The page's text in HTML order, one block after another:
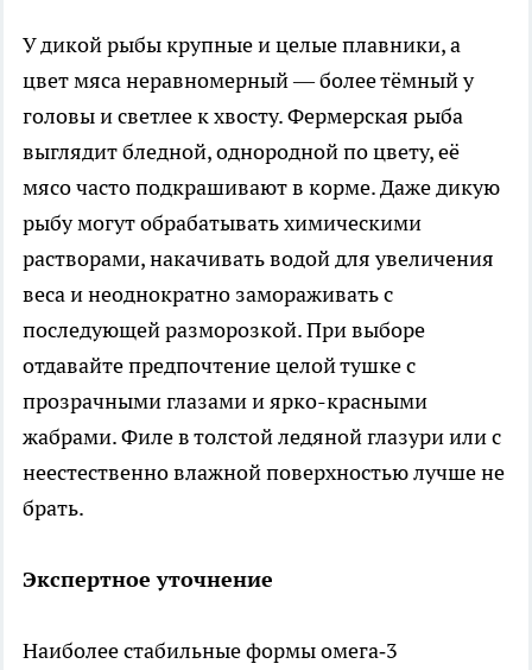
У дикой рыбы крупные и целые плавники, а
цвет мяса неравномерный — более тёмный у
головы и светлее к хвосту. Фермерская рыба
выглядит бледной, однородной по цвету, её
мясо часто подкрашивают в корме. Даже дикую
рыбу могут обрабатывать химическими
растворами, накачивать водой для увеличения
веса и неоднократно замораживать с
последующей разморозкой. При выборе
отдавайте предпочтение целой тушке с
прозрачными глазами и ярко-красными
жабрами. Филе в толстой ледяной глазури или с
неестественно влажной поверхностью лучше не
брать.
Экспертное уточнение
Наиболее стабильные формы омега‑3